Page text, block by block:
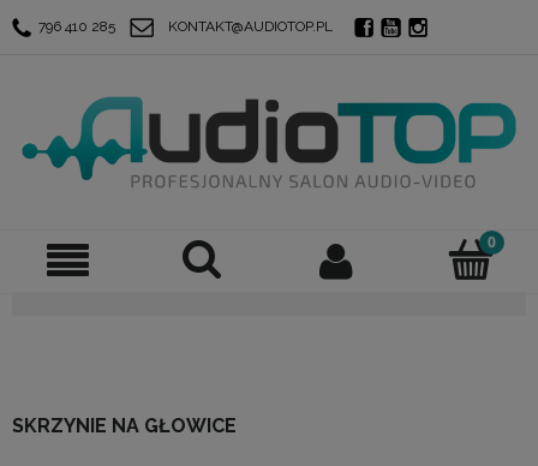
796 410 285 KONTAKT@AUDIOTOP.PL
SKRZYNIE NA GŁOWICE